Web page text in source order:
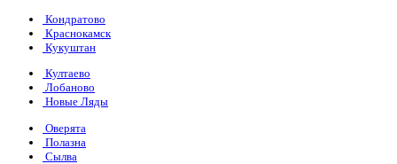
Кондратово
Краснокамск
Кукуштан
Култаево
Лобаново
Новые Ляды
Оверята
Полазна
Сылва